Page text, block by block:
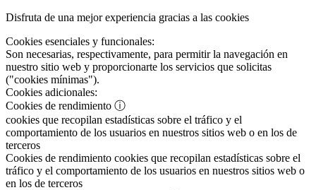
Disfruta de una mejor experiencia gracias a las cookies
Cookies esenciales y funcionales:
Son necesarias, respectivamente, para permitir la navegación en
nuestro sitio web y proporcionarte los servicios que solicitas
("cookies mínimas").
Cookies adicionales:
Cookies de rendimiento ⓘ
cookies que recopilan estadísticas sobre el tráfico y el
comportamiento de los usuarios en nuestros sitios web o en los de
terceros
Cookies de rendimiento cookies que recopilan estadísticas sobre el
tráfico y el comportamiento de los usuarios en nuestros sitios web o
en los de terceros